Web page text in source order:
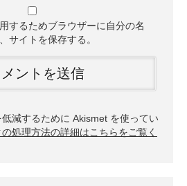
するためブラウザーに自分の名
サイトを保存する。
減するために Akismet を使ってい
処理方法の詳細はこちらをご覧く